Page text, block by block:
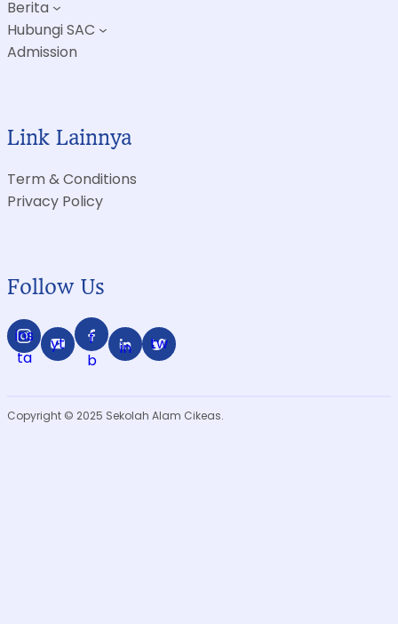
Berita
Hubungi SAC
Admission
Link Lainnya
Term & Conditions
Privacy Policy
Follow Us
ins
ta
yt
f
b
in tw
Copyright © 2025 Sekolah Alam Cikeas.